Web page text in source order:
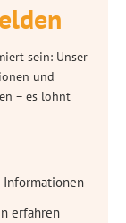
sein: Unser
und
– es lohnt
Informationen
erfahren